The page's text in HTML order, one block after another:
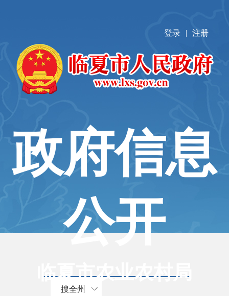
登录 | 注册
政府信息
公开
临夏市农业农村局
搜全州